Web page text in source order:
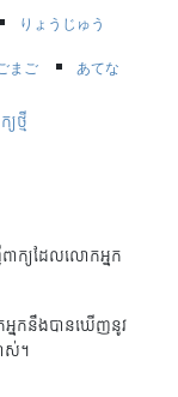
りょうじゅう
まご あてな
ថ្មី
ាក្យដែលលោកអ្នក
នកនឹងបានឃើញនូវ
ស់។